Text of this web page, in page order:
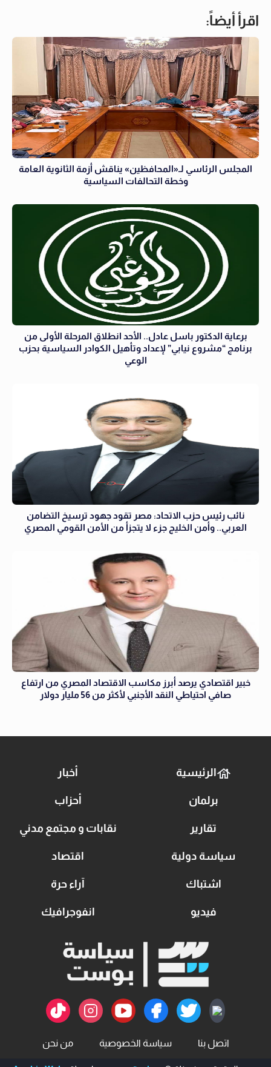
اقرأ أيضاً:
المجلس الرئاسي لـ«المحافظين» يناقش أزمة الثانوية العامة
وخطة التحالفات السياسية
برعاية الدكتور باسل عادل.. الأحد انطلاق المرحلة الأولى من
برنامج “مشروع نيابي” لإعداد وتأهيل الكوادر السياسية بحزب
الوعي
نائب رئيس حزب الاتحاد: مصر تقود جهود ترسيخ التضامن
العربي.. وأمن الخليج جزء لا يتجزأ من الأمن القومي المصري
خبير اقتصادي يرصد أبرز مكاسب الاقتصاد المصري من ارتفاع
صافي احتياطي النقد الأجنبي لأكثر من 56 مليار دولار
الرئيسية أخبار
برلمان أحزاب
تقارير نقابات و مجتمع مدني
سياسة دولية اقتصاد
اشتباك آراء حرة
فيديو انفوجرافيك
اتصل بنا سياسة الخصوصية من نحن